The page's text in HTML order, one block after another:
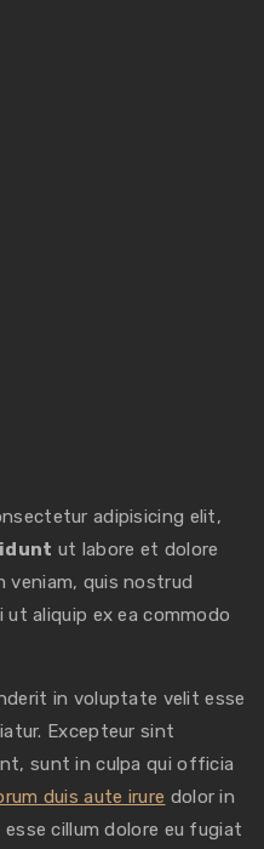
adipisicing elit,
ut labore et dolore
veniam, quis nostrud
aliquip ex ea commodo
in voluptate velit esse
Excepteur sint
sunt in culpa qui officia
duis aute irure dolor in
cillum dolore eu fugiat